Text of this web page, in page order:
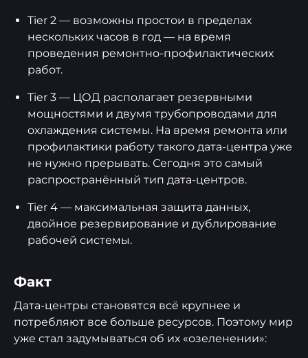
Tier 2 — возможны простои в пределах
нескольких часов в год — на время
проведения ремонтно-профилактических
работ.
Tier 3 — ЦОД располагает резервными
мощностями и двумя трубопроводами для
охлаждения системы. На время ремонта или
профилактики работу такого дата-центра уже
не нужно прерывать. Сегодня это самый
распространённый тип дата-центров.
Tier 4 — максимальная защита данных,
двойное резервирование и дублирование
рабочей системы.
Факт
Дата-центры становятся всё крупнее и
потребляют все больше ресурсов. Поэтому мир
уже стал задумываться об их «озеленении»: